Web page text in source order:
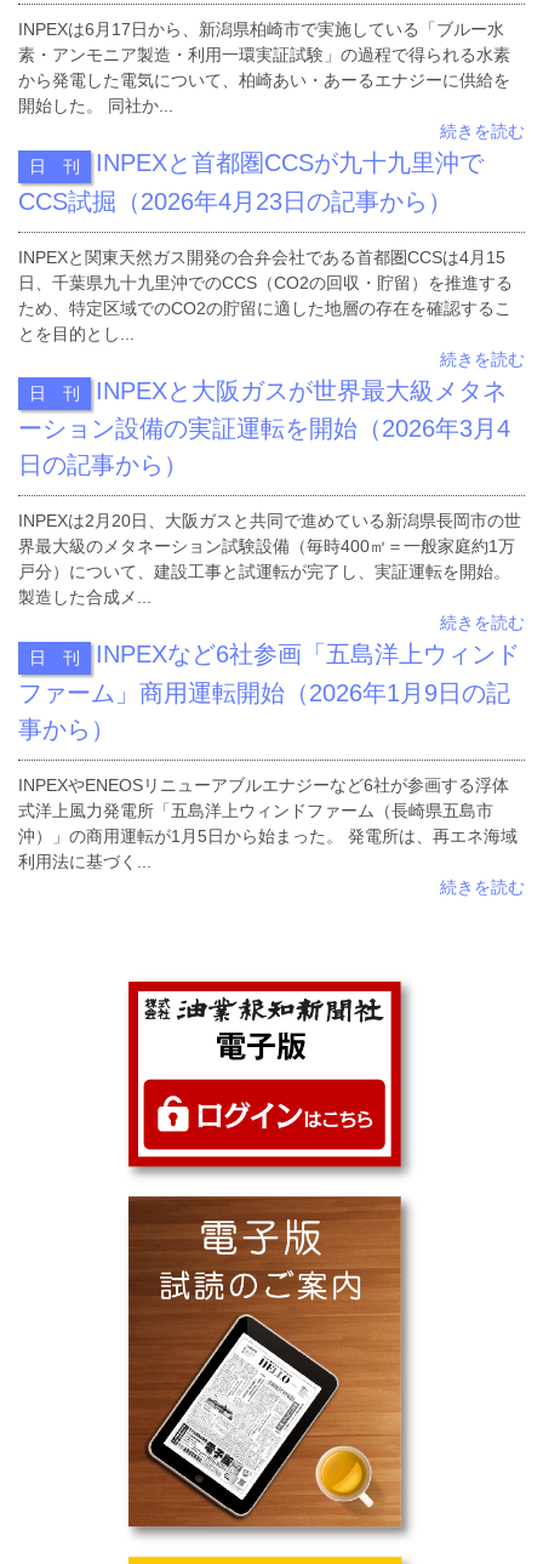
INPEXは6月17日から、新潟県柏崎市で実施している「ブルー水
素・アンモニア製造・利用一環実証試験」の過程で得られる水素
から発電した電気について、柏崎あい・あーるエナジーに供給を
開始した。 同社か...
続きを読む
日 刊
INPEXと首都圏CCSが九十九里沖で
CCS試掘（2026年4月23日の記事から）
INPEXと関東天然ガス開発の合弁会社である首都圏CCSは4月15
日、千葉県九十九里沖でのCCS（CO2の回収・貯留）を推進する
ため、特定区域でのCO2の貯留に適した地層の存在を確認するこ
とを目的とし...
続きを読む
日 刊
INPEXと大阪ガスが世界最大級メタネ
ーション設備の実証運転を開始（2026年3月4
日の記事から）
INPEXは2月20日、大阪ガスと共同で進めている新潟県長岡市の世
界最大級のメタネーション試験設備（毎時400㎥＝一般家庭約1万
戸分）について、建設工事と試運転が完了し、実証運転を開始。
製造した合成メ...
続きを読む
日 刊
INPEXなど6社参画「五島洋上ウィンド
ファーム」商用運転開始（2026年1月9日の記
事から）
INPEXやENEOSリニューアブルエナジーなど6社が参画する浮体
式洋上風力発電所「五島洋上ウィンドファーム（長崎県五島市
沖）」の商用運転が1月5日から始まった。 発電所は、再エネ海域
利用法に基づく...
続きを読む